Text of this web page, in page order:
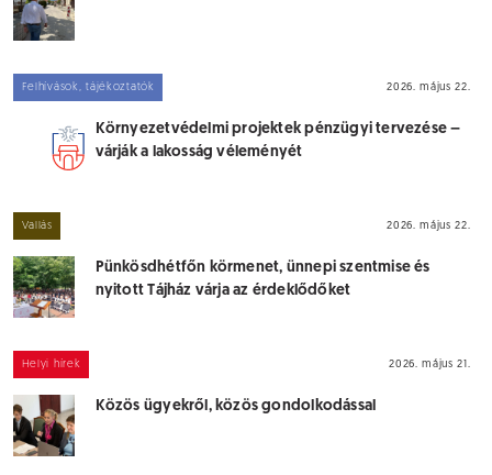
Felhívások, tájékoztatók 2026. május 22.
Környezetvédelmi projektek pénzügyi tervezése –
várják a lakosság véleményét
Vallás 2026. május 22.
Pünkösdhétfőn körmenet, ünnepi szentmise és
nyitott Tájház várja az érdeklődőket
Helyi hírek 2026. május 21.
Közös ügyekről, közös gondolkodással